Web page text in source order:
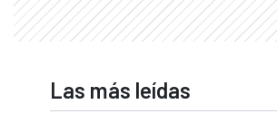
Las más leídas